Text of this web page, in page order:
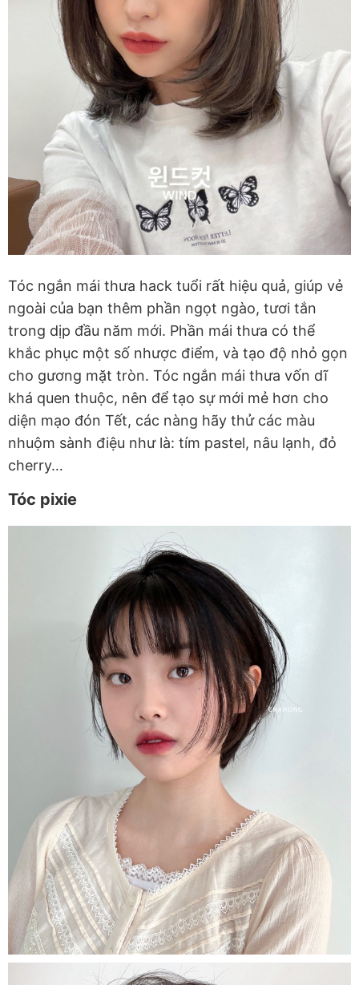
Tóc ngắn mái thưa hack tuổi rất hiệu quả, giúp vẻ
ngoài của bạn thêm phần ngọt ngào, tươi tắn
trong dịp đầu năm mới. Phần mái thưa có thể
khắc phục một số nhược điểm, và tạo độ nhỏ gọn
cho gương mặt tròn. Tóc ngắn mái thưa vốn dĩ
khá quen thuộc, nên để tạo sự mới mẻ hơn cho
diện mạo đón Tết, các nàng hãy thử các màu
nhuộm sành điệu như là: tím pastel, nâu lạnh, đỏ
cherry…
Tóc pixie